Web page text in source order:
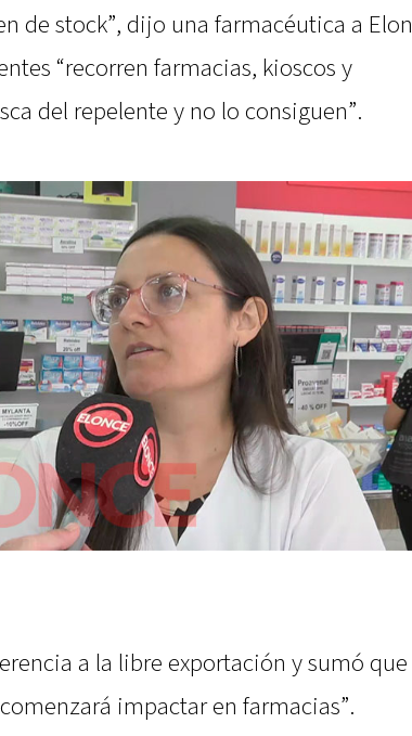
de stock”, dijo una farmacéutica a
“recorren farmacias, kioscos y
del repelente y no lo consiguen”.
a la libre exportación y sumó que
impactar en farmacias”.